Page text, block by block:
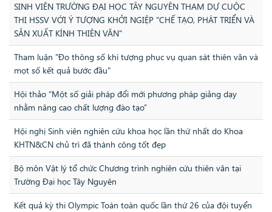
SINH VIÊN TRƯỜNG ĐẠI HỌC TÂY NGUYÊN THAM DỰ CUỘC
THI HSSV VỚI Ý TƯỢNG KHỞI NGIỆP "CHẾ TẠO, PHÁT TRIỂN VÀ
SẢN XUẤT KÍNH THIÊN VĂN"
Tham luận "Đo thông số khí tượng phục vụ quan sát thiên văn và
mọt số kết quả bước đầu"
Hội thảo “Một số giải pháp đổi mới phương pháp giảng dạy
nhằm nâng cao chất lượng đào tạo”
Hội nghị Sinh viên nghiên cứu khoa học lần thứ nhất do Khoa
KHTN&CN chủ trì đã thành công tốt đẹp
Bộ môn Vật lý tổ chức Chương trình nghiên cứu thiên văn tại
Trường Đại học Tây Nguyên
Kết quả kỳ thi Olympic Toán toàn quốc lần thứ 26 của đội tuyển